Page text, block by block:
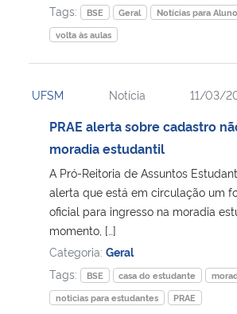
Tags:
BSE Geral Notícias para
volta às aulas
UFSM Notícia 11/03/
PRAE alerta sobre cadastro
moradia estudantil
A Pró-Reitoria de Assuntos
alerta que está em circulação um
oficial para ingresso na moradia
momento, […]
Categoria: Geral
Tags:
BSE casa do estudante
noticias para estudantes
PRAE